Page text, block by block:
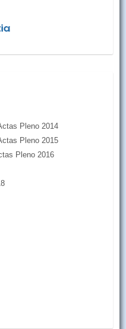
Pleno 2014
Pleno 2015
Pleno 2016